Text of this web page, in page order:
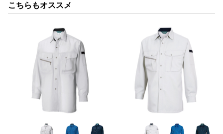
こちらもオススメ